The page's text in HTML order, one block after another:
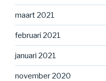
maart 2021
februari 2021
januari 2021
november 2020